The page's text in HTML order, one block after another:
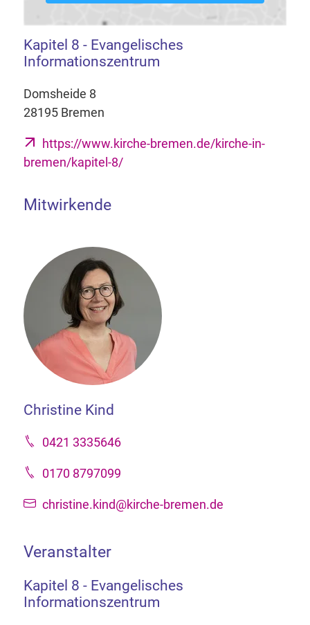
Kapitel 8 - Evangelisches
Informationszentrum
Domsheide 8
28195 Bremen
https://www.kirche-bremen.de/kirche-in-
bremen/kapitel-8/
Mitwirkende
Christine Kind
0421 3335646
0170 8797099
christine.kind@kirche-bremen.de
Veranstalter
Kapitel 8 - Evangelisches
Informationszentrum